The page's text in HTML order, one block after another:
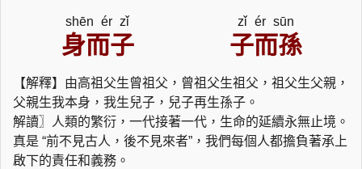
shēn ér zǐ zǐ ér sūn
身而子 子而孫
【解釋】由高祖父生曾祖父，曾祖父生祖父，祖父生父親，
父親生我本身，我生兒子，兒子再生孫子。
解讀〗人類的繁衍，一代接著一代，生命的延續永無止境。
真是 “前不見古人，後不見來者”，我們每個人都擔負著承上
啟下的責任和義務。